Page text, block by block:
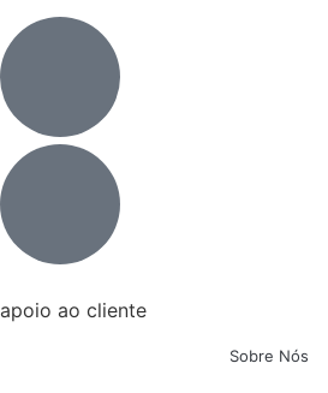
apoio ao cliente
Sobre Nós